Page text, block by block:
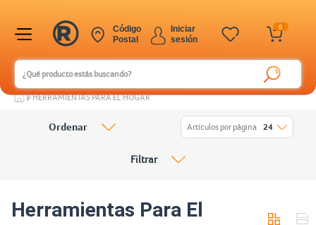
0
Iniciar
sesión
Código
Postal
HERRAMIENTAS PARA EL HOGAR
Herramientas Para El
Ordenar Artículos por página 24
Filtrar